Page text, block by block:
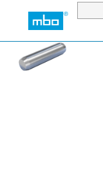
Zum Hauptinhalt springen